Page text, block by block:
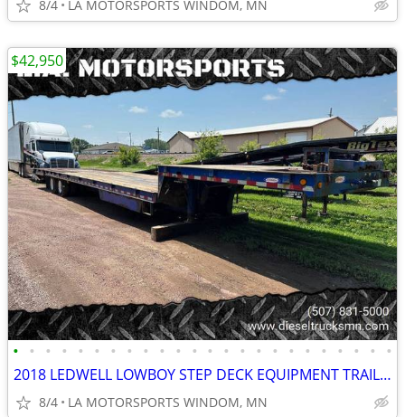
8/4 LA MOTORSPORTS WINDOM, MN
• • • • • • • • • • • • • • • • • • • • • • • •
2018 LEDWELL LOWBOY STEP DECK EQUIPMENT TRAILER 80K GVWR
8/4 LA MOTORSPORTS WINDOM, MN
$42,950